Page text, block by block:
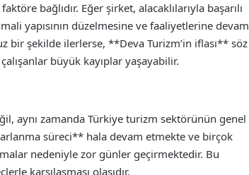
bağlıdır. Eğer şirket, alacaklılarıyla başarılı
yapısının düzelmesine ve faaliyetlerine devam
bir şekilde ilerlerse, **Deva Turizm’in iflası** söz
büyük kayıplar yaşayabilir.
aynı zamanda Türkiye turizm sektörünün genel
süreci** hala devam etmekte ve birçok
nedeniyle zor günler geçirmektedir. Bu
karşılaşması olasıdır.